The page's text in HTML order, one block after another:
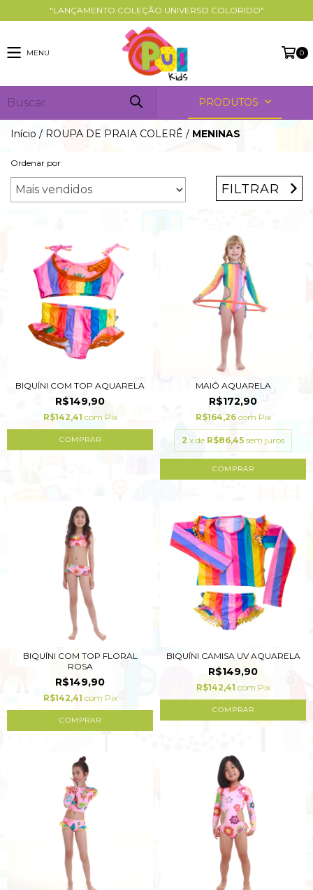
"LANÇAMENTO COLEÇÃO UNIVERSO COLORIDO"
MENU 0
PRODUTOS
Início / ROUPA DE PRAIA COLERÊ / MENINAS
Ordenar por
FILTRAR
BIQUÍNI COM TOP AQUARELA
R$149,90
R$142,41 com Pix
COMPRAR
MAIÔ AQUARELA
R$172,90
R$164,26 com Pix
2 x de R$86,45 sem juros
COMPRAR
BIQUÍNI COM TOP FLORAL
ROSA
R$149,90
R$142,41 com Pix
COMPRAR
BIQUÍNI CAMISA UV AQUARELA
R$149,90
R$142,41 com Pix
COMPRAR